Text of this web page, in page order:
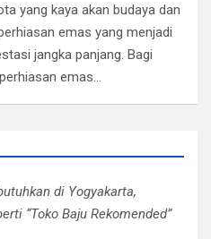
yang kaya akan budaya dan
emas yang menjadi
jangka panjang. Bagi
emas…
di Yogyakarta,
“Toko Baju Rekomended”